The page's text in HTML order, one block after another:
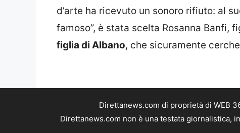
d’arte ha ricevuto un sonoro rifiuto: al
famoso”, è stata scelta Rosanna Banfi,
figlia di Albano, che sicuramente
Direttanews.com di proprietà di WEB
Direttanews.com non è una testata giornalistica,